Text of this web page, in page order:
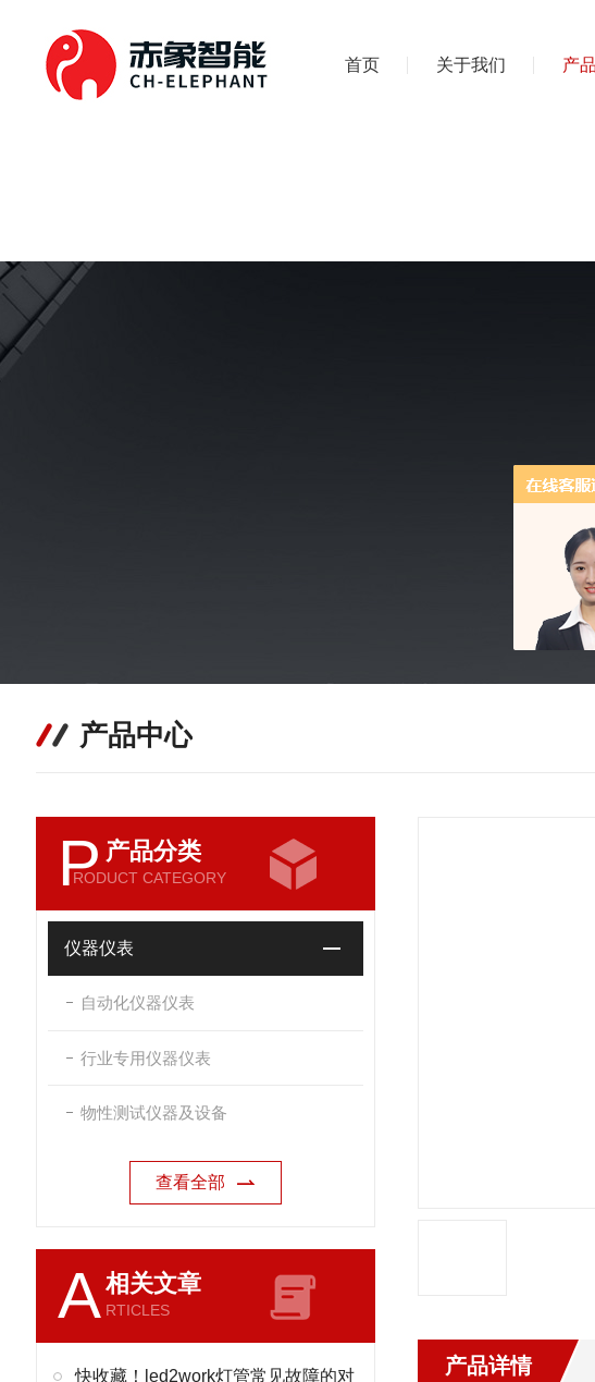
首页 关于我们 产
产品中心
P 产品分类
RODUCT CATEGORY
仪器仪表
自动化仪器仪表
行业专用仪器仪表
物性测试仪器及设备
查看全部
A相关文章
RTICLES
快收藏！led2work灯管常见故障的对
产品详情